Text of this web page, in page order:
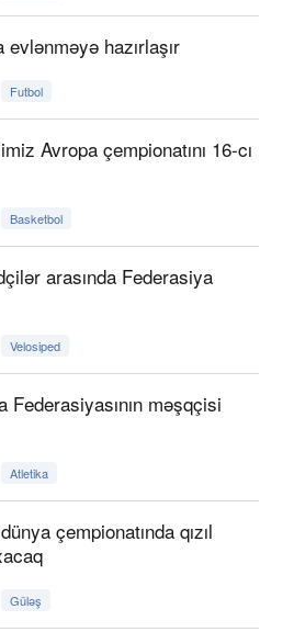
hazırlaşır
Futbol
Avropa çempionatını 16-cı
Basketbol
arasında Federasiya
Velosiped
məşqçisi
Atletika
çempionatında qızıl
Güləş